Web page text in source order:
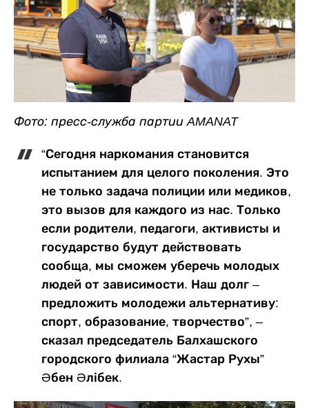
Фото: пресс-служба партии AMANAT
“Сегодня наркомания становится
испытанием для целого поколения. Это
не только задача полиции или медиков,
это вызов для каждого из нас. Только
если родители, педагоги, активисты и
государство будут действовать
сообща, мы сможем уберечь молодых
людей от зависимости. Наш долг –
предложить молодежи альтернативу:
спорт, образование, творчество”, –
сказал председатель Балхашского
городского филиала “Жастар Рухы”
Әбен Әлібек.